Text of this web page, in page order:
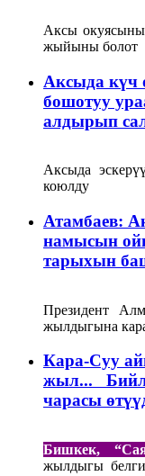
Аксы
жыйыны болот
Аксыда күч
бошотуу
алдырып
Аксыда
коюлду
Атамбаев:
намысын
тарыхын
Президент
жылдыгына
Кара-Суу
жыл...
чарасы
Бишкек,
жылдыгы